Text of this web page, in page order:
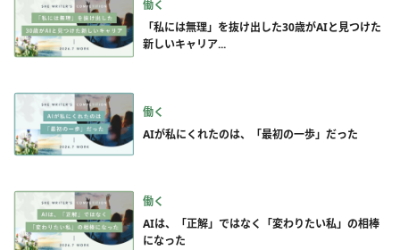
働く
「私には無理」を抜け出した30歳がAIと見つけた
新しいキャリア...
働く
AIが私にくれたのは、「最初の一歩」だった
働く
AIは、「正解」ではなく「変わりたい私」の相棒
になった